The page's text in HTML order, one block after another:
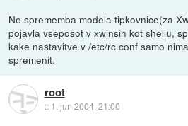
Ne sprememba modela tipkovnice(za
pojavla vseposot v xwinsih kot shellu,
kake nastavitve v /etc/rc.conf samo
spremenit.
root
:: 1. jun 2004, 21:00